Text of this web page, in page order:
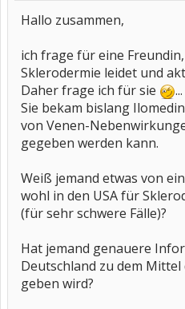
Hallo zusammen,
ich frage für eine
Sklerodermie leidet und
Daher frage ich für sie
...
Sie bekam bislang
von Venen-
gegeben werden kann.
Weiß jemand etwas von
wohl in den USA für
(für sehr schwere Fälle)?
Hat jemand genauere
Deutschland zu dem
geben wird?